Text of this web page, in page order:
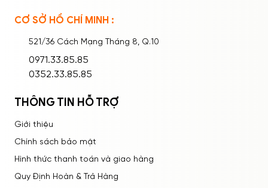
Ghi nhớ mật khẩu
CƠ SỞ HỒ CHÍ MINH :
521/36 Cách Mạng Tháng 8, Q.10
0971.33.85.85
0352.33.85.85
THÔNG TIN HỖ TRỢ
Giới thiệu
Chính sách bảo mật
Hình thức thanh toán và giao hàng
Quy Định Hoàn & Trả Hàng